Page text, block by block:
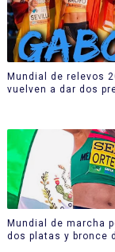
Mundial de relevos
vuelven a dar dos
Mundial de marcha
dos platas y bronce